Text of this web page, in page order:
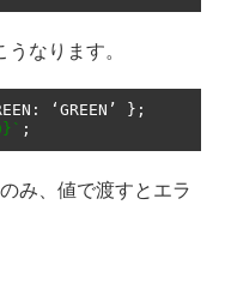
なります。
: ‘ GREEN ’
};
;
み、値で渡すとエラ